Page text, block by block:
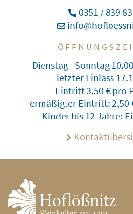
0351 / 839 83
Dienstag - Sonntag
letzter Einlass
Eintritt 3,50 € pro
ermäßigter Eintritt: 2,50
Kinder bis 12 Jahre: